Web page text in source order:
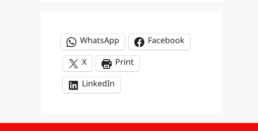
WhatsApp
Facebook
X
Print
LinkedIn